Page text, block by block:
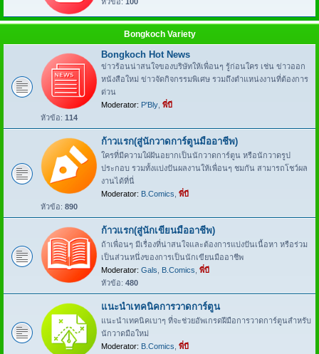
Bongkoch Variety
Bongkoch Hot News
ข่าวร้อนน่าสนใจของบริษัทให้เพื่อนๆ รู้ก่อนใคร เช่น ข่าวออก
หนังสือใหม่ ข่าวจัดกิจกรรมพิเศษ รวมถึงตำแหน่งงานที่ต้องการ
ด่วน
Moderator: P'Bly พี่บี
หัวข้อ: 114
ก้าวแรก(สู่นักวาดการ์ตูนมืออาชีพ)
ใครที่มีความใฝ่ฝันอยากเป็นนักวาดการ์ตูน หรือนักวาดรูป
ประกอบ รวมทั้งแบ่งปันผลงานให้เพื่อนๆ ชมกัน สามารถโชว์ผล
งานได้ที่นี่
Moderator: B.Comics พี่บี
หัวข้อ: 890
ก้าวแรก(สู่นักเขียนมืออาชีพ)
ถ้าเพื่อนๆ มีเรื่องที่น่าสนใจและต้องการแบ่งปันเนื้อหา หรือร่วม
เป็นส่วนหนึ่งของการเป็นนักเขียนมืออาชีพ
Moderator: Gals B.Comics พี่บี
หัวข้อ: 480
แนะนำเทคนิคการวาดการ์ตูน
แนะนำเทคนิคเบาๆ ที่จะช่วยอัพเกรดฝีมือการวาดการ์ตูนสำหรับ
นักวาดมือใหม่
Moderator: B.Comics พี่บี